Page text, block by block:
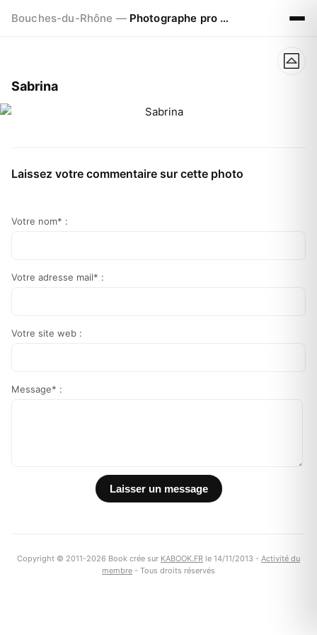
Bouches-du-Rhône — Photographe pro à Marseille - Aix - Avignon
Sabrina
Laissez votre commentaire sur cette photo
Votre nom* :
Votre adresse mail* :
Votre site web :
Message* :
Copyright © 2011-2026 Book crée sur KABOOK.FR le 14/11/2013 - Activité du
membre - Tous droits réservés